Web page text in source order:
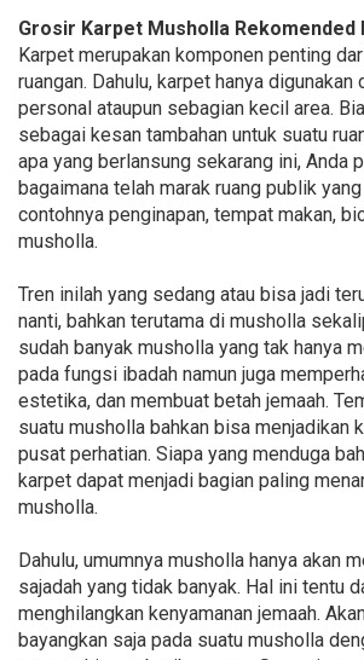
Grosir Karpet Musholla
Karpet merupakan komponen penting
ruangan. Dahulu, karpet hanya
personal ataupun sebagian kecil area.
sebagai kesan tambahan untuk suatu
apa yang berlansung sekarang ini, Anda
bagaimana telah marak ruang publik
contohnya penginapan, tempat makan,
musholla.
Tren inilah yang sedang atau bisa jadi
nanti, bahkan terutama di musholla
sudah banyak musholla yang tak hanya
pada fungsi ibadah namun juga
estetika, dan membuat betah jemaah.
suatu musholla bahkan bisa menjadikan
pusat perhatian. Siapa yang menduga
karpet dapat menjadi bagian paling
musholla.
Dahulu, umumnya musholla hanya akan
sajadah yang tidak banyak. Hal ini tentu
menghilangkan kenyamanan jemaah.
bayangkan saja pada suatu musholla